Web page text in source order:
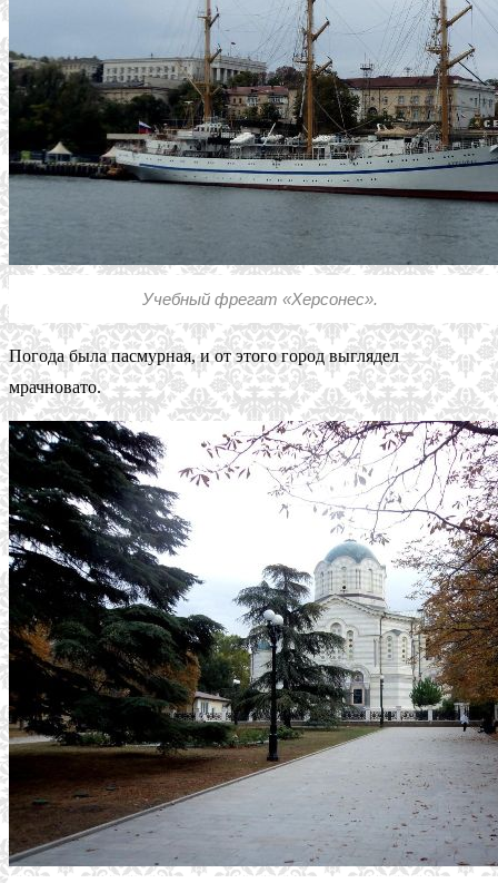
Учебный фрегат «Херсонес».
Погода была пасмурная, и от этого город выглядел
мрачновато.